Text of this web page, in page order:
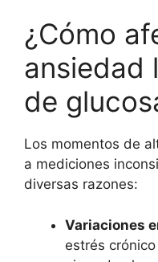
¿Cómo
ansiedad
de
Los momentos de
a mediciones
diversas razones:
Variaciones
estrés